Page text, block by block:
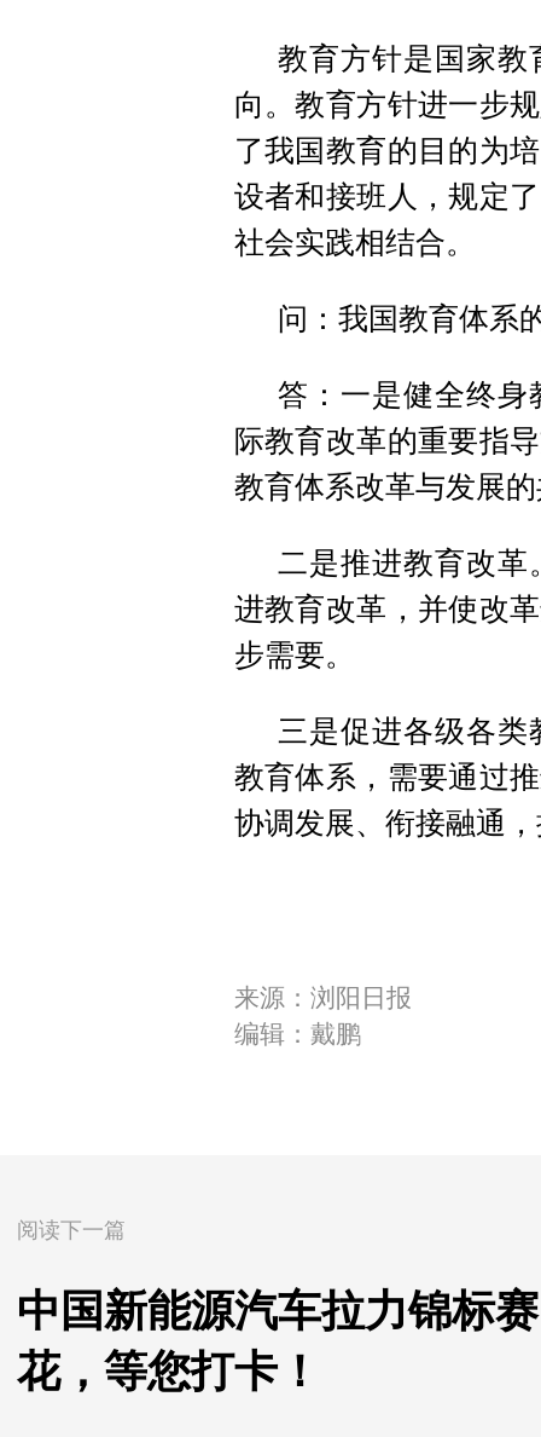
教育方针是国家教
向。教育方针进一步
了我国教育的目的为
设者和接班人，规定
社会实践相结合。
问：我国教育体系
答：一是健全终
际教育改革的重要指
教育体系改革与发展
二是推进教育改革
进教育改革，并使改
步需要。
三是促进各级各
教育体系，需要通过
协调发展、衔接融通
来源：浏阳日报
编辑：戴鹏
阅读下一篇
中国新能源汽车拉力锦标
花，等您打卡！